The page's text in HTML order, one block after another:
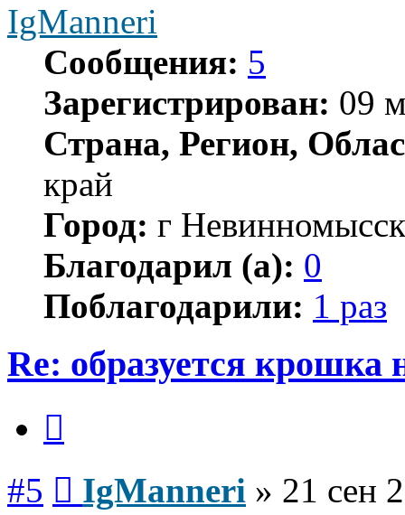
IgManneri
Сообщения: 5
Зарегистрирован: 09
Страна, Регион,
край
Город: г Невинномысск
Благодарил (а): 0
Поблагодарили: 1 раз
Re: образуется крошка
#5 IgManneri » 21 сен